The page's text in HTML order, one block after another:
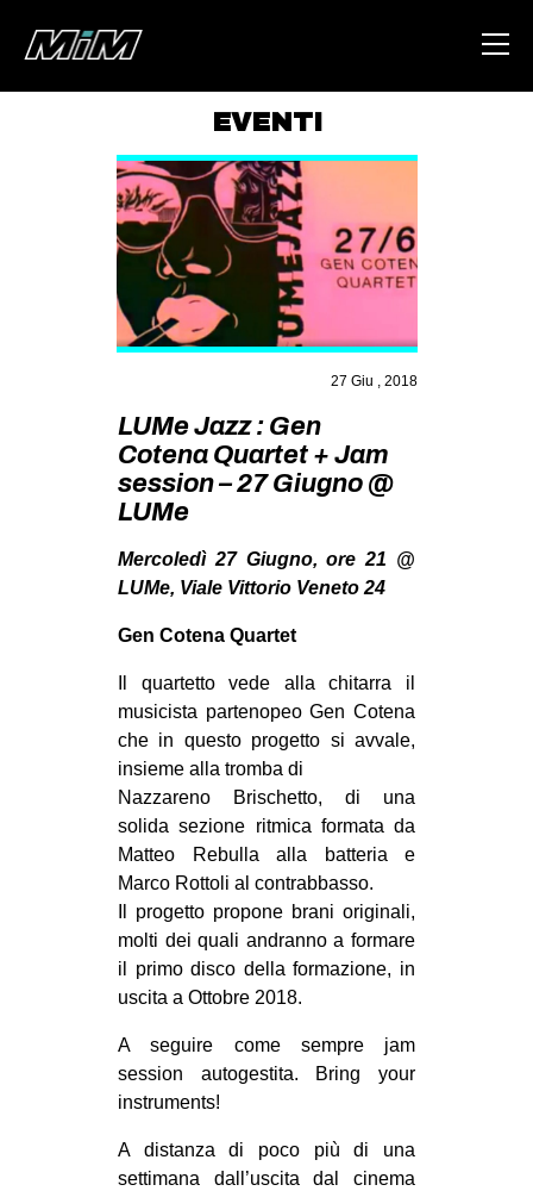
ABOUT
AREA
DEGENERAZIONE
GAZA FREESTYLE
CSOA LAMBRETTA
MSM
STUDENTI TSUNAMI
MILANO
MOBILITAZIONI
SPAZI
MOVIMENTI
AMBIENTE
ANTIFASCISMO
GENERI
MIGRAZIONI
PRECARIATO
REPRESSIONE
STUDENTI
CULTURE
CINEMA
EVENTI
27 Giu , 2018
LUMe Jazz : Gen
Cotena Quartet + Jam
session – 27 Giugno @
LUMe
Mercoledì 27 Giugno, ore 21 @
LUMe, Viale Vittorio Veneto 24
Gen Cotena Quartet
Il quartetto vede alla chitarra il
musicista partenopeo Gen Cotena
che in questo progetto si avvale,
insieme alla tromba di
Nazzareno Brischetto, di una
solida sezione ritmica formata da
Matteo Rebulla alla batteria e
Marco Rottoli al contrabbasso.
Il progetto propone brani originali,
molti dei quali andranno a formare
il primo disco della formazione, in
uscita a Ottobre 2018.
A seguire come sempre jam
session autogestita. Bring your
instruments!
A distanza di poco più di una
settimana dall’uscita dal cinema